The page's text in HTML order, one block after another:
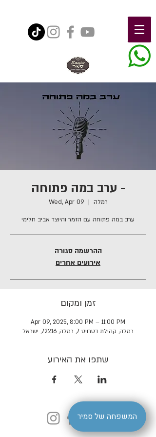
ערב במה פתוחה -
Wed, Apr 09
  |
רמלה
ערב במה פתוחה עם הזמר והיוצר אביב חלימי
ההרשמה סגורה
אירועים אחרים
זמן ומקום
Apr 09, 2025, 8:00 PM – 11:00 PM
רמלה, קהילת דטרויט 7, רמלה, 72216, ישראל
שתפו את האירוע
הצהרת נגישות
המשפחה של סמיר